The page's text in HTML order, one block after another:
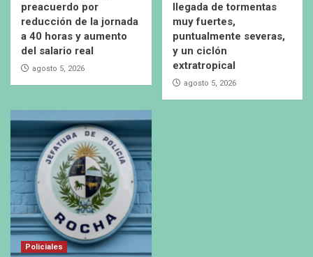
preacuerdo por
reducción de la jornada
a 40 horas y aumento
del salario real
agosto 5, 2026
llegada de tormentas
muy fuertes,
puntualmente severas,
y un ciclón
extratropical
agosto 5, 2026
Policiales